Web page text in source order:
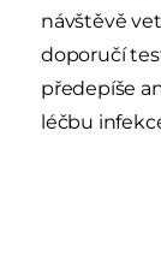
návštěvě
doporučí
předepíše
léčbu